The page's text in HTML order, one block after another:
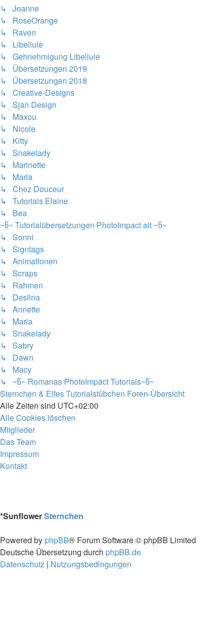
↳ Joanne
↳ RoseOrange
↳ Raven
↳ Libellule
↳ Gehnehmigung Libellule
↳ Übersetzungen 2019
↳ Übersetzungen 2018
↳ Creative-Designs
↳ Sjan Design
↳ Maxou
↳ Nicole
↳ Kitty
↳ Snakelady
↳ Marinette
↳ Maria
↳ Chez Douceur
↳ Tutoriais Elaine
↳ Bea
~წ~ Tutorialübersetzungen PhotoImpact alt ~წ~
↳ Sonni
↳ Signtags
↳ Animationen
↳ Scraps
↳ Rahmen
↳ Deslina
↳ Annette
↳ Maria
↳ Snakelady
↳ Sabry
↳ Dawn
↳ Macy
↳ ~წ~ Romanas PhotoImpact Tutorials~წ~
Sternchen & Elfes Tutorialstübchen Foren-Übersicht
Alle Zeiten sind UTC+02:00
Alle Cookies löschen
Mitglieder
Das Team
Impressum
Kontakt
*SunflowerSternchen
Powered by phpBB® Forum Software © phpBB Limited
Deutsche Übersetzung durch phpBB.de
Datenschutz | Nutzungsbedingungen